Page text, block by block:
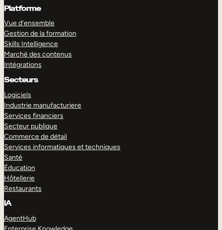
Platforme
Vue d’ensemble
Gestion de la formation
Skills Intelligence
Marché des contenus
Intégrations
Secteurs
Logiciels
Industrie manufacturiere
Services financiers
Secteur publique
Commerce de détail
Services informatiques et techniques
Santé
Éducation
Hôtellerie
Restaurants
IA
AgentHub